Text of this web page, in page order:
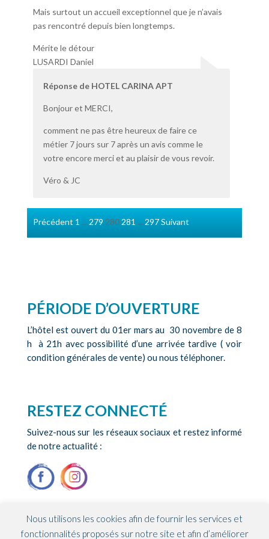
Mais surtout un accueil exceptionnel que je n’avais
pas rencontré depuis bien longtemps.
Mérite le détour
LUSARDI Daniel
Réponse de HOTEL CARINA APT
Bonjour et MERCI,
comment ne pas être heureux de faire ce
métier 7 jours sur 7 après un avis comme le
votre encore merci et au plaisir de vous revoir.
Véro & JC
Navigation
Site
Précédent Page
1 ... Page
279 Page
280 Page
281 ... Page
297Suivant
PÉRIODE D’OUVERTURE
L’hôtel est ouvert du 01er mars au 30 novembre de 8
h à 21h avec possibilité d’une arrivée tardive ( voir
condition générales de vente) ou nous téléphoner.
RESTEZ CONNECTÉ
Suivez-nous sur les réseaux sociaux et restez informé
de notre actualité :
Nous utilisons les cookies afin de fournir les services et
fonctionnalités proposés sur notre site et afin d’améliorer